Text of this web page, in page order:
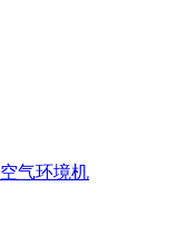
空气环境机